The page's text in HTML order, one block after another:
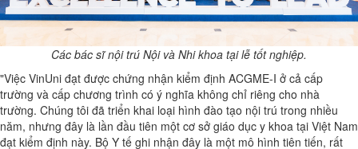
Các bác sĩ nội trú Nội và Nhi khoa tại lễ tốt nghiệp.
"Việc VinUni đạt được chứng nhận kiểm định ACGME-I ở cả cấp
trường và cấp chương trình có ý nghĩa không chỉ riêng cho nhà
trường. Chúng tôi đã triển khai loại hình đào tạo nội trú trong nhiều
năm, nhưng đây là lần đầu tiên một cơ sở giáo dục y khoa tại Việt Nam
đạt kiểm định này. Bộ Y tế ghi nhận đây là một mô hình tiên tiến, rất